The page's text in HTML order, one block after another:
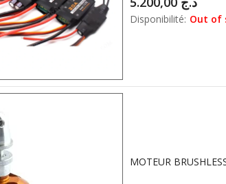
Disponibilité: Out of
MOTEUR